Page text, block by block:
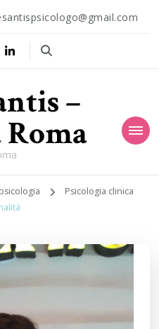
–
Roma
Psicologia clinica